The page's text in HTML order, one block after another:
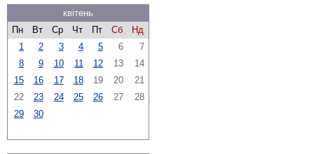
квітень
Пн
Вт Ср Чт Пт Сб
Нд
1
2 3 4 5 6
7
8
9 10 11 12 13
14
15
16 17 18 19 20
21
22
23 24 25 26 27
28
29
30